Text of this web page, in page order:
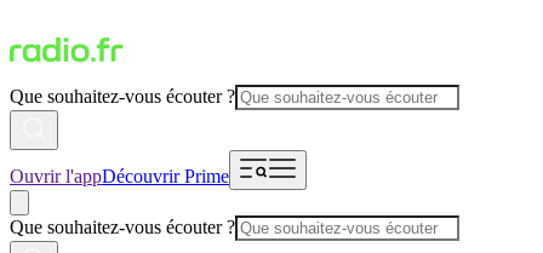
Que souhaitez-vous écouter ?
Ouvrir l'appDécouvrir Prime
Que souhaitez-vous écouter ?